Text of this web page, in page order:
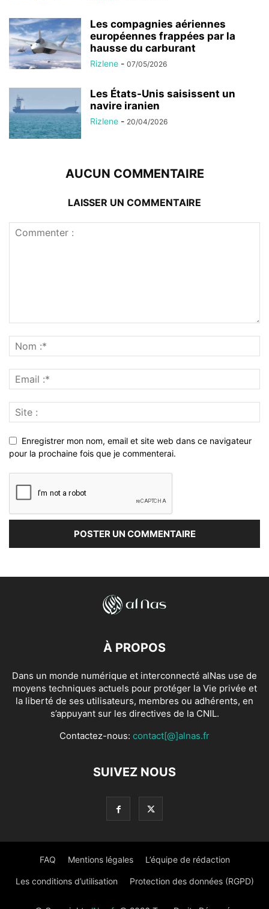
Les compagnies aériennes
européennes frappées par la
hausse du carburant
Rizlene - 07/05/2026
Les États-Unis saisissent un
navire iranien
Rizlene - 20/04/2026
AUCUN COMMENTAIRE
LAISSER UN COMMENTAIRE
Enregistrer mon nom, email et site web dans ce navigateur
pour la prochaine fois que je commenterai.
À PROPOS
Dans un monde numérique et interconnecté alNas use de
moyens techniques actuels pour protéger la Vie privée et
la liberté de ses utilisateurs, membres ou adhérents, en
s’appuyant sur les directives de la CNIL.
Contactez-nous: contact[@]alnas.fr
SUIVEZ NOUS
FAQ Mentions légales L’équipe de rédaction
Les conditions d’utilisation Protection des données (RGPD)